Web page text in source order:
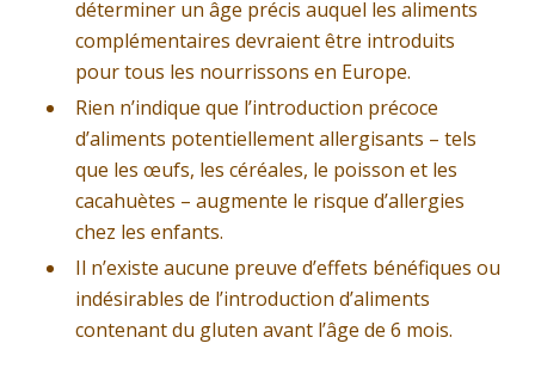
déterminer un âge précis auquel les aliments
complémentaires devraient être introduits
pour tous les nourrissons en Europe.
Rien n’indique que l’introduction précoce
d’aliments potentiellement allergisants – tels
que les œufs, les céréales, le poisson et les
cacahuètes – augmente le risque d’allergies
chez les enfants.
Il n’existe aucune preuve d’effets bénéfiques ou
indésirables de l’introduction d’aliments
contenant du gluten avant l’âge de 6 mois.